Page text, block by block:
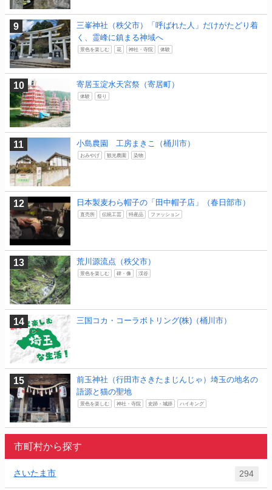
三峯神社（秩父市）「呼ばれた人」だけがたどり着
く、霊峰に鎮まる神域へ
景色を楽しむ 花 神社・寺院 体験
寄居玉淀水天宮祭（寄居町）
体験 祭り
小島農園 工房まきこ（桶川市）
おみやげ 観光農園 染物
日本製麦わら帽子の「田中帽子店」（春日部市）
直売所 伝統工芸 特産品 ファッション
荒川源流点（秩父市）
景色を楽しむ 碑・像 渓谷
三国コカ・コーラボトリング(株)（桶川市）
前玉神社（行田市さきたまじんじゃ）埼玉の地名の
語源と猫の聖地
景色を楽しむ 神社・寺院 史跡・城跡 ハイキング
市町村から探す
さいたま市 294